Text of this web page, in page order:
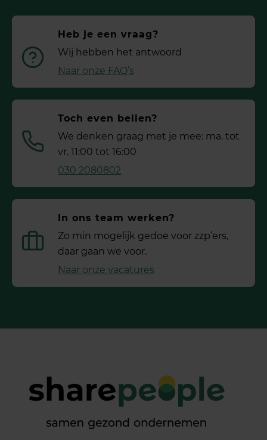
Heb je een vraag?
Wij hebben het antwoord
Naar onze FAQ’s
Toch even bellen?
We denken graag met je mee: ma. tot
vr. 11:00 tot 16:00
030 2080802
In ons team werken?
Zo min mogelijk gedoe voor ­zzp’ers,
daar gaan we voor.
Naar onze vacatures